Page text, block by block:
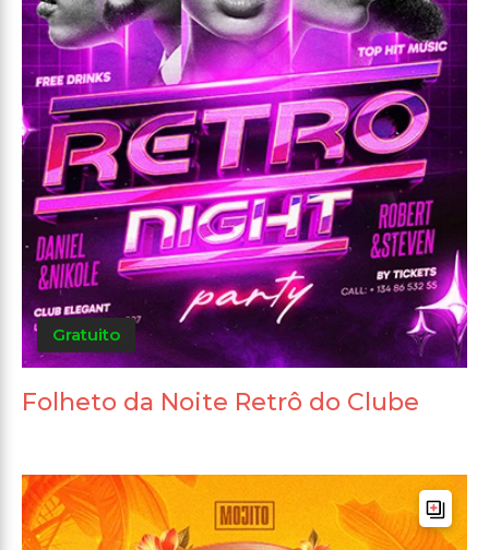
Gratuito
Folheto da Noite Retrô do Clube